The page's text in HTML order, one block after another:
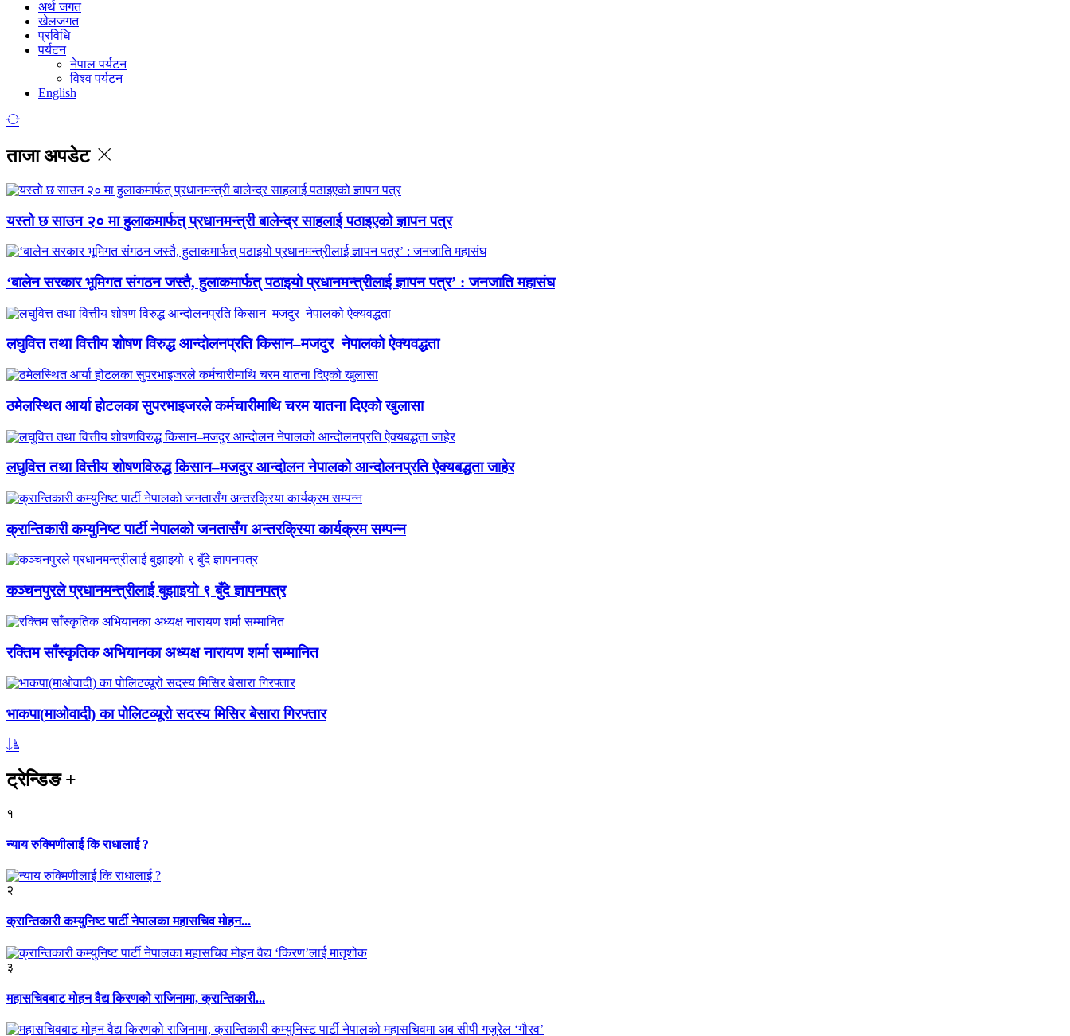
अर्थ जगत
खेलजगत
प्रविधि
पर्यटन
नेपाल पर्यटन
विश्व पर्यटन
English
ताजा अपडेट
यस्तो छ साउन २० मा हुलाकमार्फत् प्रधानमन्त्री बालेन्द्र साहलाई पठाइएको ज्ञापन पत्र
‘बालेन सरकार भूमिगत संगठन जस्तै, हुलाकमार्फत् पठाइयो प्रधानमन्त्रीलाई ज्ञापन पत्र’ : जनजाति महासंघ
लघुवित्त तथा वित्तीय शोषण विरुद्ध आन्दोलनप्रति किसान–मजदुर नेपालको ऐक्यवद्धता
ठमेलस्थित आर्या होटलका सुपरभाइजरले कर्मचारीमाथि चरम यातना दिएको खुलासा
लघुवित्त तथा वित्तीय शोषणविरुद्ध किसान–मजदुर आन्दोलन नेपालको आन्दोलनप्रति ऐक्यबद्धता जाहेर
क्रान्तिकारी कम्युनिष्ट पार्टी नेपालको जनतासँग अन्तरक्रिया कार्यक्रम सम्पन्न
कञ्चनपुरले प्रधानमन्त्रीलाई बुझाइयो ९ बुँदे ज्ञापनपत्र
रक्तिम साँस्कृतिक अभियानका अध्यक्ष नारायण शर्मा सम्मानित
भाकपा(माओवादी) का पोलिटव्यूरो सदस्य मिसिर बेसारा गिरफ्तार
ट्रेन्डिङ+
१
न्याय रुक्मिणीलाई कि राधालाई ?
२
क्रान्तिकारी कम्युनिष्ट पार्टी नेपालका महासचिव मोहन...
३
महासचिवबाट मोहन वैद्य किरणको राजिनामा, क्रान्तिकारी...